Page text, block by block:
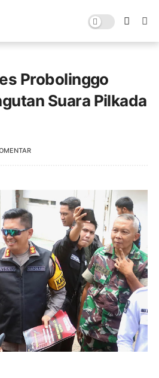
Probolinggo
Suara Pilkada